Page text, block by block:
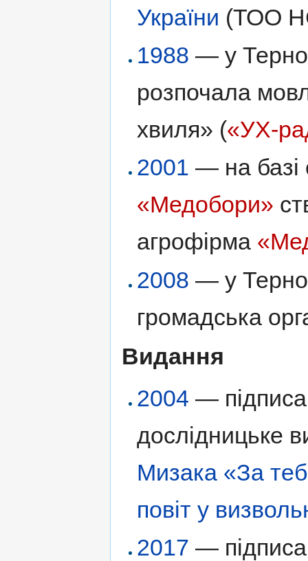
України (ТОО
1988 — у
розпочала
хвиля» («УХ-
2001 — на базі
«Медобори»
агрофірма
2008 — у
громадська
Видання
2004 —
дослідницьке
Мизака «За
повіт у
2017 —